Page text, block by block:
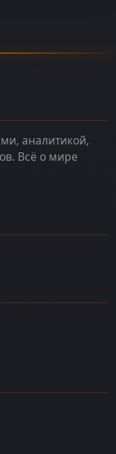
аналитикой,
Всё о мире